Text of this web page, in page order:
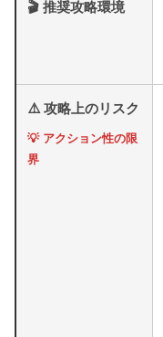
🎬 推奨攻略環境
⚠️ 攻略上のリスク
💡 アクション性の限
界